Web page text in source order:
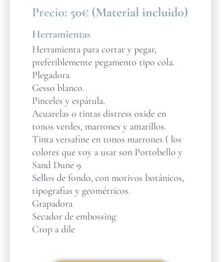
Precio: 50€ (Material incluido)
Herramientas
Herramienta para cortar y pegar,
preferiblemente pegamento tipo cola.
Plegadora
Gesso blanco.
Pinceles y espátula.
Acuarelas o tintas distress oxide en
tonos verdes, marrones y amarillos.
Tinta versafine en tonos marrones ( los
colores que voy a usar son Portobello y
Sand Dune 9
Sellos de fondo, con motivos botánicos,
tipografias y geométricos.
Grapadora
Secador de embossing
Crop a dile